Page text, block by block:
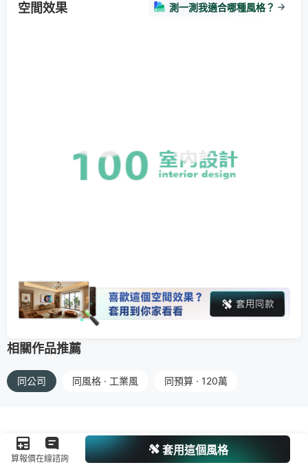
空間效果 測一測我適合哪種風格？
相關作品推薦
同公司 同風格 · 工業風 同預算 · 120萬
算報價在線諮詢
套用這個風格